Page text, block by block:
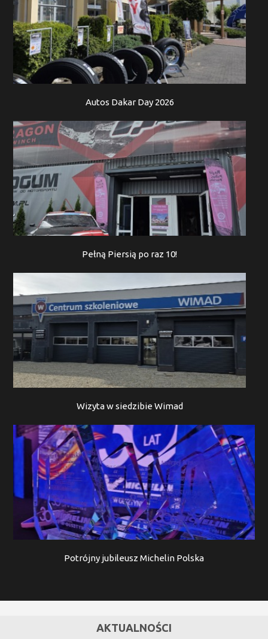
Autos Dakar Day 2026
Pełną Piersią po raz 10!
Wizyta w siedzibie Wimad
Potrójny jubileusz Michelin Polska
AKTUALNOŚCI